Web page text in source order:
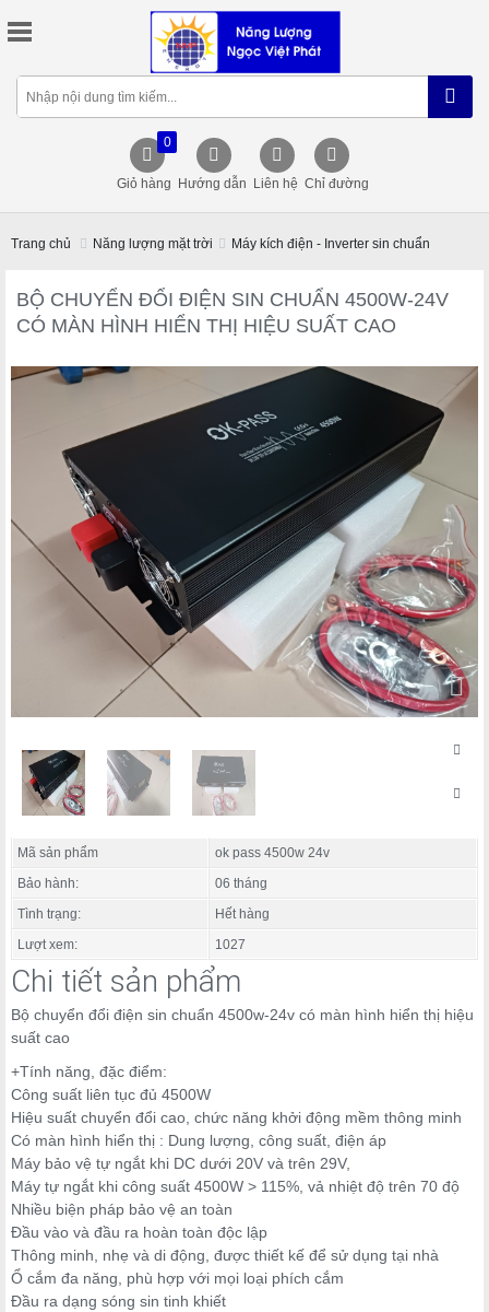
Giỏ hàng
0
Hướng dẫn Liên hệ Chỉ đường
Trang chủ Năng lượng mặt trời Máy kích điện - Inverter sin chuẩn
BỘ CHUYỂN ĐỔI ĐIỆN SIN CHUẨN 4500W-24V
CÓ MÀN HÌNH HIỂN THỊ HIỆU SUẤT CAO
Mã sản phẩm
ok pass 4500w 24v
Bảo hành:
06 tháng
Tình trạng:
Hết hàng
Lượt xem:
1027
Chi tiết sản phẩm
Bộ chuyển đổi điện sin chuẩn 4500w-24v có màn hình hiển thị hiệu
suất cao
+Tính năng, đặc điểm:
Công suất liên tục đủ 4500W
Hiệu suất chuyển đổi cao, chức năng khởi động mềm thông minh
Có màn hình hiển thị : Dung lượng, công suất, điện áp
Máy bảo vệ tự ngắt khi DC dưới 20V và trên 29V,
Máy tự ngắt khi công suất 4500W > 115%, vả nhiệt độ trên 70 độ
Nhiều biện pháp bảo vệ an toàn
Đầu vào và đầu ra hoàn toàn độc lập
Thông minh, nhẹ và di động, được thiết kế để sử dụng tại nhà
Ổ cắm đa năng, phù hợp với mọi loại phích cắm
Đầu ra dạng sóng sin tinh khiết